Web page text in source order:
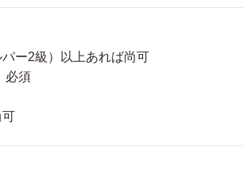
ー2級）以上あれば尚可
必須
可